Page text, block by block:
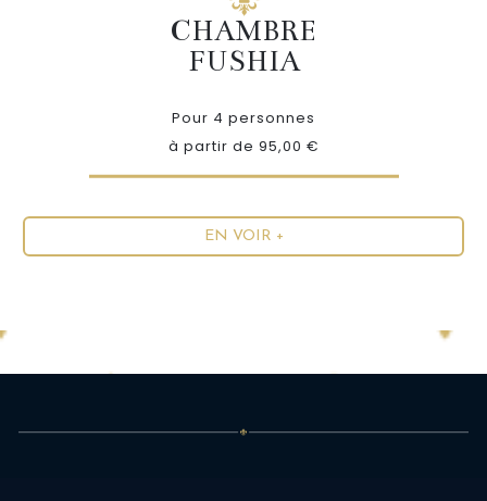
CHAMBRE
FUSHIA
Pour 4 personnes
à partir de 95,00 €
EN VOIR +